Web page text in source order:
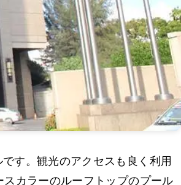
す。観光のアクセスも良く利用
カラーのルーフトップのプール